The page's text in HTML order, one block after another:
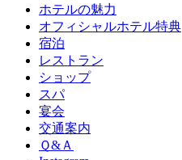
ホテルの魅力
オフィシャルホテル特典
宿泊
レストラン
ショップ
スパ
宴会
交通案内
Ｑ&Ａ